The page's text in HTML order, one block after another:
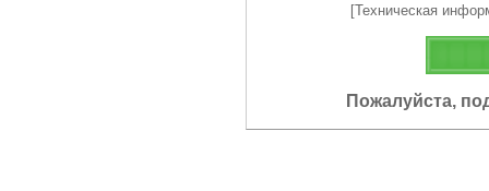
[Техническая
Пожалуйста,